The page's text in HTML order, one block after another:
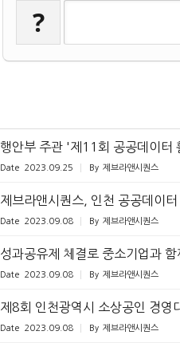
?
행안부 주관 '제11회 공공데이터
Date 2023.09.25 By 제브라앤시퀀스
제브라앤시퀀스, 인천 공공데이
Date 2023.09.08 By 제브라앤시퀀스
성과공유제 체결로 중소기업과
Date 2023.09.08 By 제브라앤시퀀스
제8회 인천광역시 소상공인 경영
Date 2023.09.08 By 제브라앤시퀀스